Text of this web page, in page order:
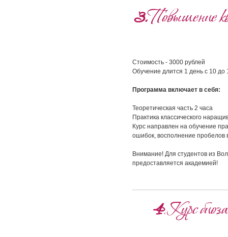
3.Повышение
Стоимость - 3000 рублей
Обучение длится 1 день с 10 до
Программа включает в себя:
Теоретическая часть 2 часа
Практика классического
Курс направлен на обучение
ошибок, восполнение пробелов
Внимание! Для студентов из
предоставляется академией!
4. Курс